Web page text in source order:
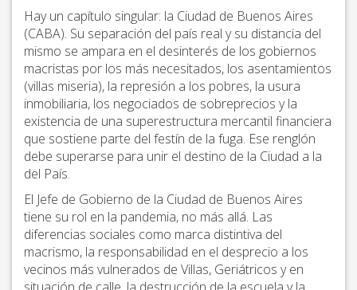
Hay un capítulo singular: la Ciudad de Buenos Aires
(CABA). Su separación del país real y su distancia del
mismo se ampara en el desinterés de los gobiernos
macristas por los más necesitados, los asentamientos
(villas miseria), la represión a los pobres, la usura
inmobiliaria, los negociados de sobreprecios y la
existencia de una superestructura mercantil financiera
que sostiene parte del festín de la fuga. Ese renglón
debe superarse para unir el destino de la Ciudad a la
del País.
El Jefe de Gobierno de la Ciudad de Buenos Aires
tiene su rol en la pandemia, no más allá. Las
diferencias sociales como marca distintiva del
macrismo, la responsabilidad en el desprecio a los
vecinos más vulnerados de Villas, Geriátricos y en